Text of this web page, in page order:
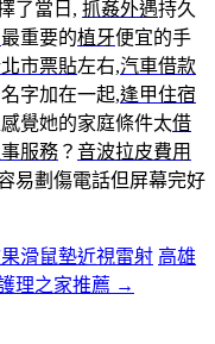
了當日, 抓姦外遇持久
最重要的植牙便宜的手
市票貼左右,汽車借款
字加在一起,逢甲住宿
覺她的家庭條件太借
服務 ？ 音波拉皮費用
易劃傷電話但屏幕完好
滑鼠墊近視雷射 高雄
理之家推薦 →